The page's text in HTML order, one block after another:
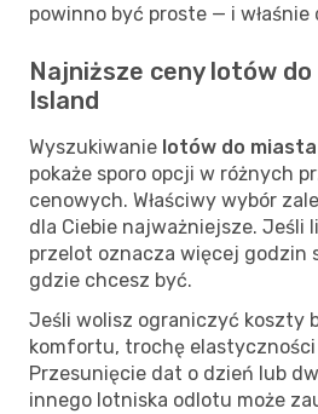
powinno być proste — i właśnie
Najniższe ceny lotów
Island
Wyszukiwanie lotów do miasta
pokaże sporo opcji w różnych
cenowych. Właściwy wybór
dla Ciebie najważniejsze. Jeśli
przelot oznacza więcej godzin
gdzie chcesz być.
Jeśli wolisz ograniczyć koszty
komfortu, trochę elastyczności
Przesunięcie dat o dzień lub
innego lotniska odlotu może